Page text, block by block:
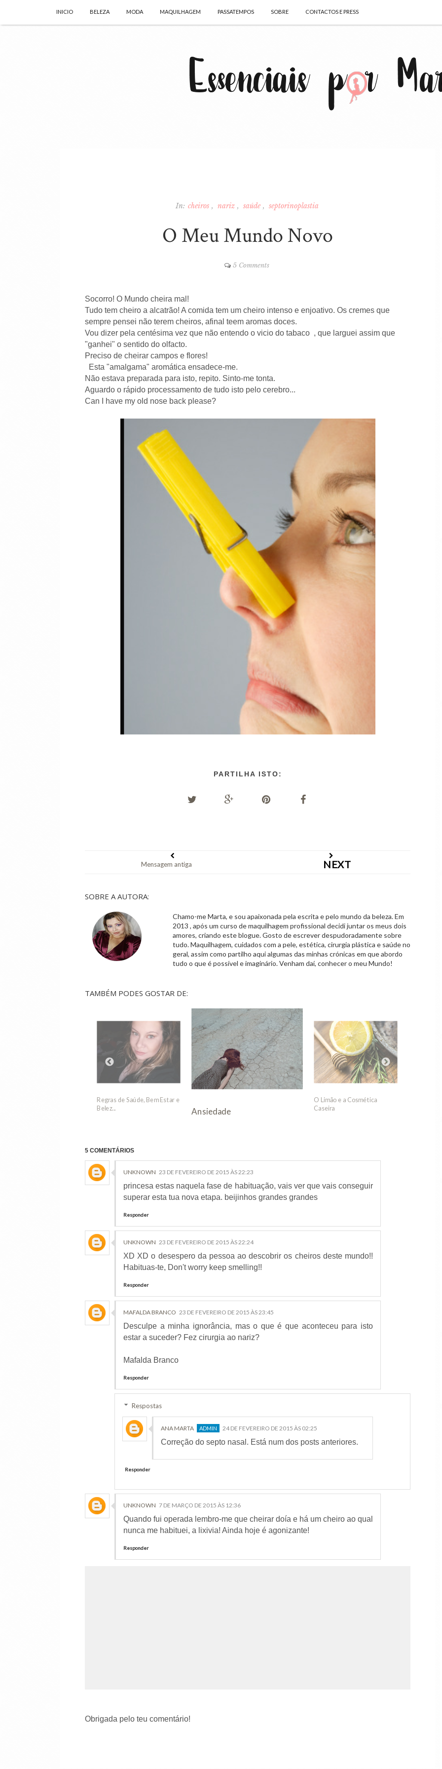
INICIO BELEZA MODA MAQUILHAGEM PASSATEMPOS SOBRE CONTACTOS E PRESS
In: cheiros nariz saúde septorinoplastia
O Meu Mundo Novo
5 Comments
Socorro! O Mundo cheira mal!
Tudo tem cheiro a alcatrão! A comida tem um cheiro intenso e enjoativo. Os cremes que
sempre pensei não terem cheiros, afinal teem aromas doces.
Vou dizer pela centésima vez que não entendo o vicio do tabaco , que larguei assim que
"ganhei" o sentido do olfacto.
Preciso de cheirar campos e flores!
Esta "amalgama" aromática ensadece-me.
Não estava preparada para isto, repito. Sinto-me tonta.
Aguardo o rápido processamento de tudo isto pelo cerebro...
Can I have my old nose back please?
PARTILHA ISTO:
NEXT
Mensagem antiga
SOBRE A AUTORA:
Chamo-me Marta, e sou apaixonada pela escrita e pelo mundo da beleza. Em
2013 , após um curso de maquilhagem profissional decidi juntar os meus dois
amores, criando este blogue. Gosto de escrever despudoradamente sobre
tudo. Maquilhagem, cuidados com a pele, estética, cirurgia plástica e saúde no
geral, assim como partilho aqui algumas das minhas crónicas em que abordo
tudo o que é possível e imaginário. Venham daí, conhecer o meu Mundo!
TAMBÉM PODES GOSTAR DE:
Ansiedade
O Limão e a Cosmética
5 Erros que cometes e
envelhecem a ...
5 COMENTÁRIOS
UNKNOWN 23 DE FEVEREIRO DE 2015 ÀS 22:23
princesa estas naquela fase de habituação, vais ver que vais conseguir
superar esta tua nova etapa. beijinhos grandes grandes
Responder
UNKNOWN 23 DE FEVEREIRO DE 2015 ÀS 22:24
XD XD o desespero da pessoa ao descobrir os cheiros deste mundo!!
Habituas-te, Don't worry keep smelling!!
Responder
MAFALDA BRANCO 23 DE FEVEREIRO DE 2015 ÀS 23:45
Desculpe a minha ignorância, mas o que é que aconteceu para isto
estar a suceder? Fez cirurgia ao nariz?
Mafalda Branco
Responder
Respostas
ANA MARTA 24 DE FEVEREIRO DE 2015 ÀS 02:25
Correção do septo nasal. Está num dos posts anteriores.
Responder
UNKNOWN 7 DE MARÇO DE 2015 ÀS 12:36
Quando fui operada lembro-me que cheirar doía e há um cheiro ao qual
nunca me habituei, a lixivia! Ainda hoje é agonizante!
Responder
Obrigada pelo teu comentário!